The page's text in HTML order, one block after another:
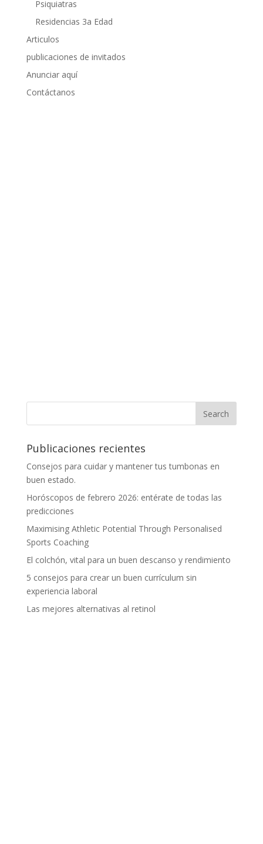
Psiquiatras
Residencias 3a Edad
Articulos
publicaciones de invitados
Anunciar aquí
Contáctanos
Publicaciones recientes
Consejos para cuidar y mantener tus tumbonas en
buen estado.
Horóscopos de febrero 2026: entérate de todas las
predicciones
Maximising Athletic Potential Through Personalised
Sports Coaching
El colchón, vital para un buen descanso y rendimiento
5 consejos para crear un buen currículum sin
experiencia laboral
Las mejores alternativas al retinol